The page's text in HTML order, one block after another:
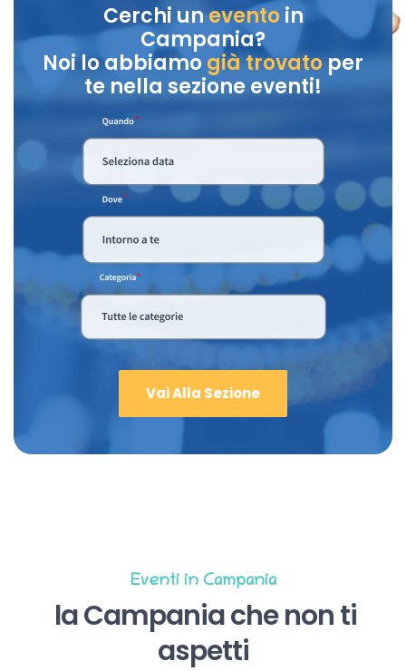
Cerchi unevento in
Campania?
Noi lo abbiamo già trovatoper
te nella sezione eventi!
Vai Alla Sezione
Eventi in Campania
la Campania che non ti
aspetti